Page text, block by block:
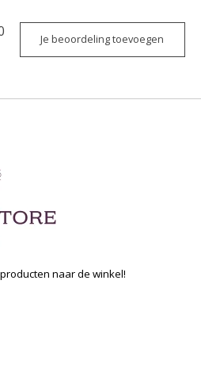
Je beoordeling toevoegen
naar de winkel!